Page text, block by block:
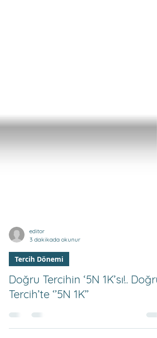
editor
3 dakikada okunur
Tercih Dönemi
Doğru Tercihin ‘5N 1K’sı!.. Doğru
Tercih’te ‘’5N 1K’’